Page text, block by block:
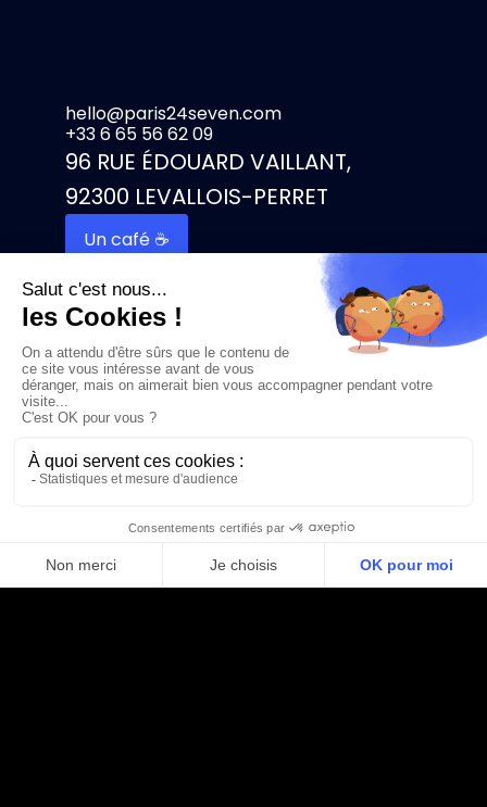
hello@paris24seven.com
+33 6 65 56 62 09
96 RUE ÉDOUARD VAILLANT,
92300 LEVALLOIS-PERRET
Un café ☕️
Politique de confidentialités